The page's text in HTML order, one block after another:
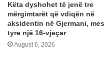
Këta dyshohet të jenë tre
mërgimtarët që vdiqën në
aksidentin në Gjermani, mes
tyre një 16-vjeçar
August 6, 2026